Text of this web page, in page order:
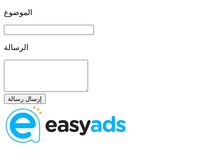
الموضوع
الرسالة
إرسال رسالة